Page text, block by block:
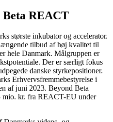
REACT
største inkubator og accelerator.
tilbud af høj kvalitet til
hele Danmark. Målgruppen er
Der er særligt fokus
danske styrkepositioner.
Erhvervsfremmebestyrelse i
af juni 2023. Beyond Beta
mio. kr. fra REACT-EU under